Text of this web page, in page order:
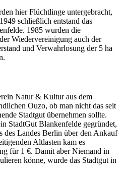
hier Flüchtlinge untergebracht,
schließlich entstand das
1985 wurden die
Wiedervereinigung auch der
und Verwahrlosung der 5 ha
Natur & Kultur aus dem
Ouzo, ob man nicht das seit
Stadtgut übernehmen sollte.
StadtGut Blankenfelde gegründet,
des Landes Berlin über den Ankauf
Altlasten kam es
für 1 €. Damit aber Niemand in
könne, wurde das Stadtgut in